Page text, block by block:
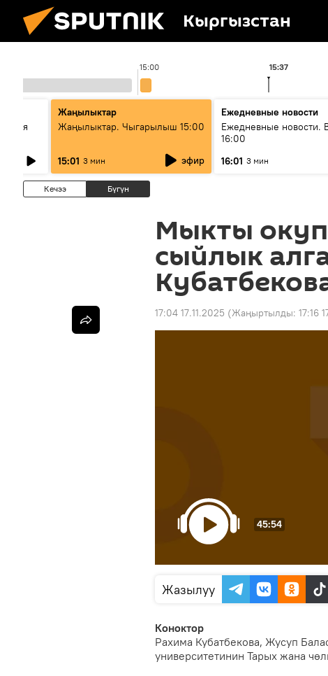
Кыргызстан
15:00 15:37
Жаңылыктар
Жаңылыктар. Чыгарылыш 15:00
15:01 3 мин эфир
Ежедневные новости
Ежедневные новости.
16:00
16:01 3 мин
Кечээ Бүгүн
Мыкты окуп
сыйлык
17:04 17.11.2025 (Жаңыртылды: 17:16
45:54
Жазылуу
Коноктор
Рахима Кубатбекова, Жусуп
университетинин Тарых жана